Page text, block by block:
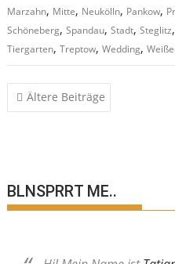
Marzahn, Mitte, Neukölln, Pankow,
Schöneberg,Spandau,Stadt,Steglitz
Tiergarten,Treptow,Wedding,
Beitragsnavigation
Ältere Beiträge
BLNSPRRT ME..